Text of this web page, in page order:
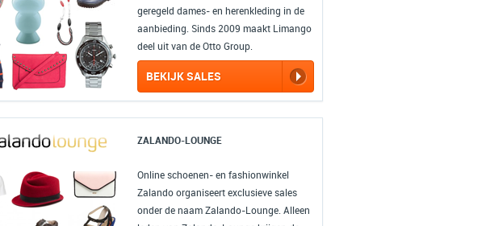
geregeld dames- en herenkleding in de
aanbieding. Sinds 2009 maakt Limango
deel uit van de Otto Group.
BEKIJK SALES
ZALANDO-LOUNGE
Online schoenen- en fashionwinkel
Zalando organiseert exclusieve sales
onder de naam Zalando-Lounge. Alleen